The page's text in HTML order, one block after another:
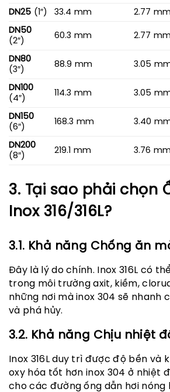
DN25 (1″) 33.4 mm 2.77 mm
DN50
(2″)
60.3 mm 2.77 mm
DN80
(3″)
88.9 mm 3.05
DN100
(4″)
114.3 mm 3.05
DN150
(6″)
168.3 mm 3.40
DN200
(8″)
219.1 mm 3.76 mm
3. Tại sao phải chọn
Inox 316/316L?
3.1. Khả năng Chống ăn
Đây là lý do chính. Inox 316L có
trong môi trường axit, kiềm,
những nơi mà inox 304 sẽ nhanh
và phá hủy.
3.2. Khả năng Chịu nhiệt
Inox 316L duy trì được độ bền và
oxy hóa tốt hơn inox 304 ở nhiệt
cho các đường ống dẫn hơi nóng